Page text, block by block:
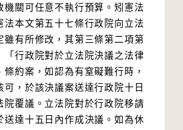
機關可任意不執行預算。矧憲法
法本文第五十七條行政院向立法
雖有所修改，其第三條第二項第
「行政院對於立法院決議之法律
條約案，如認為有窒礙難行時，
可，於該決議案送達行政院十日
院覆議。立法院對於行政院移請
送達十五日內作成決議。如為休